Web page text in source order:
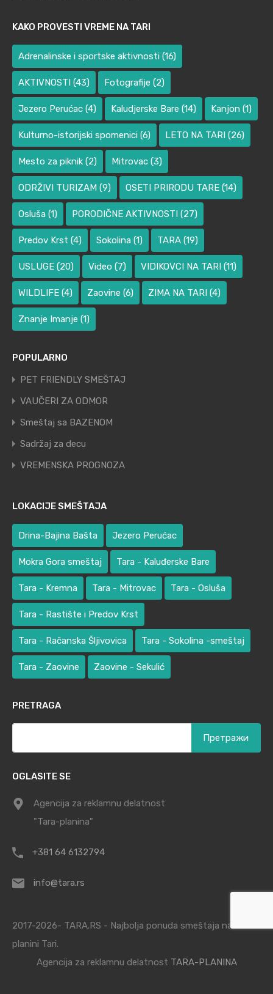
KAKO PROVESTI VREME NA TARI
Adrenalinske i sportske aktivnosti (16)
AKTIVNOSTI (43) Fotografije (2)
Jezero Perućac (4) Kaludjerske Bare (14) Kanjon (1)
Kulturno-istorijski spomenici (6) LETO NA TARI (26)
Mesto za piknik (2) Mitrovac (3)
ODRŽIVI TURIZAM (9) OSETI PRIRODU TARE (14)
Osluša (1) PORODIČNE AKTIVNOSTI (27)
Predov Krst (4) Sokolina (1) TARA (19)
USLUGE (20) Video (7) VIDIKOVCI NA TARI (11)
WILDLIFE (4) Zaovine (6) ZIMA NA TARI (4)
Znanje Imanje (1)
POPULARNO
PET FRIENDLY SMEŠTAJ
VAUČERI ZA ODMOR
Smeštaj sa BAZENOM
Sadržaj za decu
VREMENSKA PROGNOZA
LOKACIJE SMEŠTAJA
Drina-Bajina Bašta Jezero Perućac
Mokra Gora smeštaj Tara - Kaluđerske Bare
Tara - Kremna Tara - Mitrovac Tara - Osluša
Tara - Rastište i Predov Krst
Tara - Račanska Šljivovica Tara - Sokolina -smeštaj
Tara - Zaovine Zaovine - Sekulić
PRETRAGA
OGLASITE SE
Agencija za reklamnu delatnost
"Tara-planina"
+381 64 6132794
info@tara.rs
2017-2026- TARA.RS - Najbolja ponuda smeštaja na
planini Tari.
Agencija za reklamnu delatnost TARA-PLANINA